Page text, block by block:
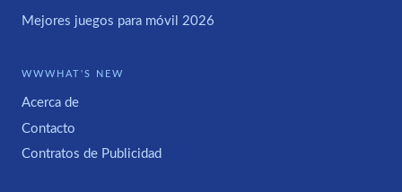
Mejores juegos para móvil 2026
WWWHAT'S NEW
Acerca de
Contacto
Contratos de Publicidad